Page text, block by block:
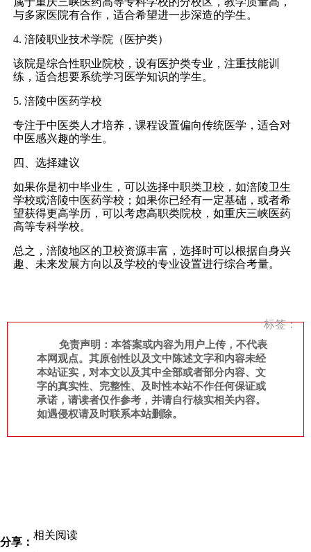
与多家医院有合作，适合希望进一步深造的学生。
4. 涪陵职业技术学院（医护类）
该院是综合性职业院校，设有医护类专业，注重技能训
练，适合想要系统学习医学知识的学生。
5. 涪陵中医药学校
专注于中医类人才培养，课程设置偏向传统医学，适合对
中医感兴趣的学生。
四、选择建议
如果你是初中毕业生，可以选择中职类卫校，如涪陵卫生
学校或涪陵中医药学校；如果你已经有一定基础，或者希
望获得更高学历，可以考虑高职类院校，如重庆三峡医药
高等专科学校。
总之，涪陵地区的卫校资源丰富，选择时可以根据自身兴
趣、未来发展方向以及学校的专业设置进行综合考量。
标签：
免责声明：本答案或内容为用户上传，不代表
本网观点。其原创性以及文中陈述文字和内容未经
本站证实，对本文以及其中全部或者部分内容、文
字的真实性、完整性、及时性本站不作任何保证或
承诺，请读者仅作参考，并请自行核实相关内容。
如遇侵权请及时联系本站删除。
分享：
相关阅读